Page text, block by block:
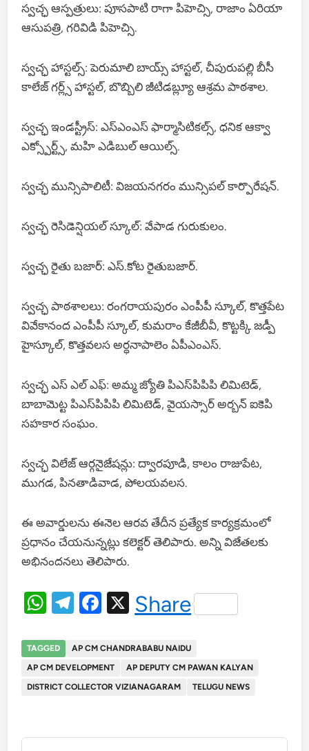
స్వచ్ఛ ఆస్పత్రులు: పూసపాటి రాగా పిహెచ్సి, రాజాం ఏరియా
ఆసుపత్రి, గరివిడి పిహెచ్సి.
స్వచ్ఛ హాస్టల్స్: పెరుమాలి బాయ్స్ హాస్టల్, చీపురుపల్లి బీసీ
కాలేజ్ గర్ల్స్ హాస్టల్, బొబ్బిలి జీటిడబ్ల్యూ ఆశ్రమ పాఠశాల.
స్వచ్ఛ ఇండస్ట్రీస్: ఎస్ఎంఎస్ ఫార్మాసిటికల్స్, ధనిక ఆక్వా
ఎక్స్పోర్ట్స్, మహి ఎడిబుల్ ఆయిల్స్.
స్వచ్ఛ మున్సిపాలిటీ: విజయనగరం మున్సిపల్ కార్పొరేషన్.
స్వచ్ఛ రెసిడెన్షియల్ స్కూల్: వేపాడ గురుకులం.
స్వచ్ఛ రైతు బజార్: ఎస్.కోట రైతుబజార్.
స్వచ్ఛ పాఠశాలలు: రంగరాయపురం ఎంపీపీ స్కూల్, కొత్తపేట
వివేకానంద ఎంపీపీ స్కూల్, కుమరాం కేజీబీవీ, కొట్టక్కి జడ్పీ
హైస్కూల్, కొత్తవలస అర్ధనాపాలెం ఏపీఎంఎస్.
స్వచ్ఛ ఎస్ ఎల్ ఎఫ్: అమ్మ జ్యోతి పిఎస్‌పిపిపి లిమిటెడ్,
బాబామెట్ట పిఎస్‌పిపిపి లిమిటెడ్, వైయస్సార్ అర్బన్ ఐకెపి
సహకార సంఘం.
స్వచ్ఛ విలేజ్ ఆర్గనైజేషన్లు: ద్వారపూడి, కాలం రాజుపేట,
ముగడ, పినతాడివాడ, పోలయవలస.
ఈ అవార్డులను ఈనెల ఆరవ తేదీన ప్రత్యేక కార్యక్రమంలో
ప్రధానం చేయనున్నట్లు కలెక్టర్ తెలిపారు. అన్ని విజేతలకు
అభినందనలు తెలిపారు.
WhatsApp
Telegram
Facebook
X
Share
TAGGED
AP CM CHANDRABABU NAIDU
AP CM DEVELOPMENT
AP DEPUTY CM PAWAN KALYAN
DISTRICT COLLECTOR VIZIANAGARAM
TELUGU NEWS